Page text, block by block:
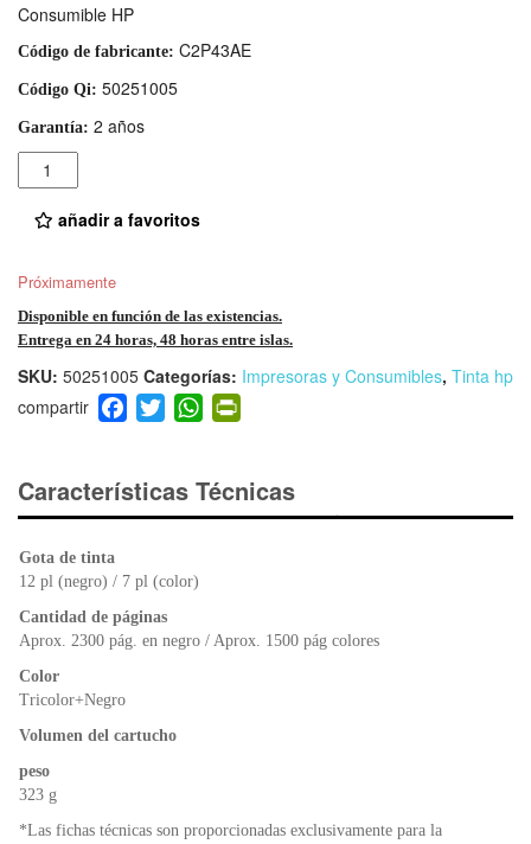
Consumible HP
Código de fabricante: C2P43AE
Código Qi: 50251005
Garantía: 2 años
Cantidad
añadir a favoritos
Próximamente
Disponible en función de las existencias.
Entrega en 24 horas, 48 horas entre islas.
SKU: 50251005 Categorías: Impresoras y Consumibles, Tinta hp
F
a
e
b
o
k
T
wi
er
W
h
s
A
ri
e
Características Técnicas
Gota de tinta
12 pl (negro) / 7 pl (color)
Cantidad de páginas
Aprox. 2300 pág. en negro / Aprox. 1500 pág colores
Color
Tricolor+Negro
Volumen del cartucho
peso
323 g
*Las fichas técnicas son proporcionadas exclusivamente para la